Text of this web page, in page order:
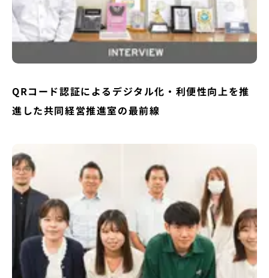
QRコード認証によるデジタル化・利便性向上を推
進した共同経営推進室の最前線